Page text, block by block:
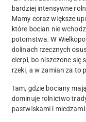
bardziej intensywne
Mamy coraz większe
które bocian nie
potomstwa. W
dolinach rzecznych
cierpi, bo niszczone się
rzeki, a w zamian za to
Tam, gdzie bociany
dominuje rolnictwo
pastwiskami i miedzami.